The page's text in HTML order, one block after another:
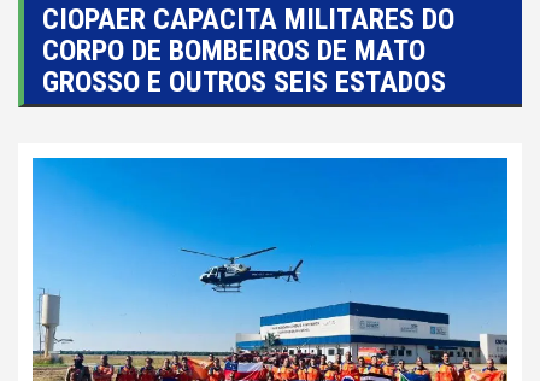
CIOPAER CAPACITA MILITARES DO
CORPO DE BOMBEIROS DE MATO
GROSSO E OUTROS SEIS ESTADOS